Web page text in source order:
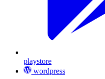
playstore
wordpress